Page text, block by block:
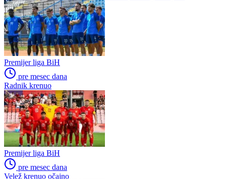
Premijer liga BiH
pre mesec dana
Radnik krenuo
Premijer liga BiH
pre mesec dana
Velež krenuo očajno